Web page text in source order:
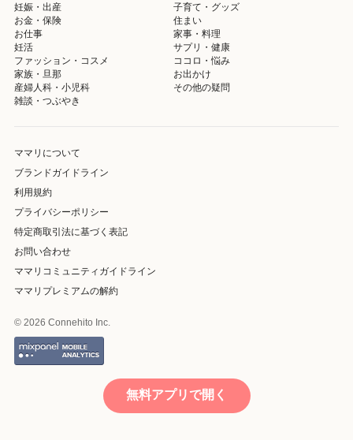
妊娠・出産
子育て・グッズ
お金・保険
住まい
お仕事
家事・料理
妊活
サプリ・健康
ファッション・コスメ
ココロ・悩み
家族・旦那
お出かけ
産婦人科・小児科
その他の疑問
雑談・つぶやき
ママリについて
ブランドガイドライン
利用規約
プライバシーポリシー
特定商取引法に基づく表記
お問い合わせ
ママリコミュニティガイドライン
ママリプレミアムの解約
© 2026 Connehito Inc.
無料アプリで開く